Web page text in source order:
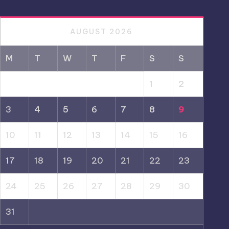
AUGUST 2026
M T W T F S S
1 2
3 4 5 6 7 8 9
10 11 12 13 14 15 16
17 18 19 20 21 22 23
24 25 26 27 28 29 30
31